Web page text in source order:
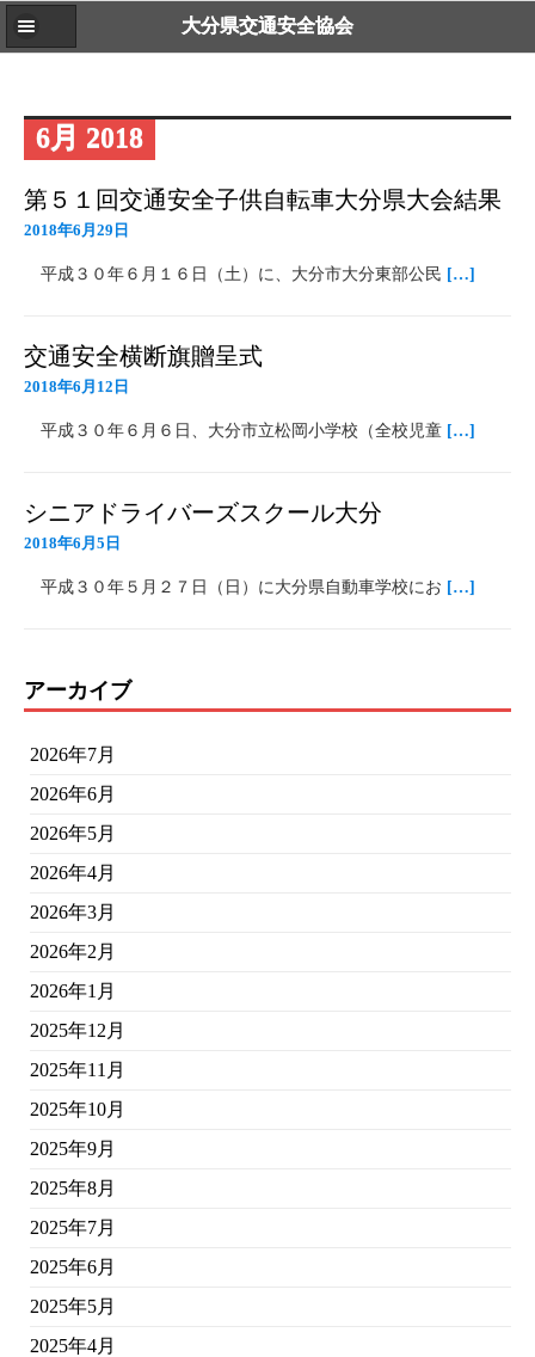
大分県交通安全協会
6月 2018
第５１回交通安全子供自転車大分県大会結果
2018年6月29日
平成３０年６月１６日（土）に、大分市大分東部公民 […]
交通安全横断旗贈呈式
2018年6月12日
平成３０年６月６日、大分市立松岡小学校（全校児童 […]
シニアドライバーズスクール大分
2018年6月5日
平成３０年５月２７日（日）に大分県自動車学校にお […]
アーカイブ
2026年7月
2026年6月
2026年5月
2026年4月
2026年3月
2026年2月
2026年1月
2025年12月
2025年11月
2025年10月
2025年9月
2025年8月
2025年7月
2025年6月
2025年5月
2025年4月